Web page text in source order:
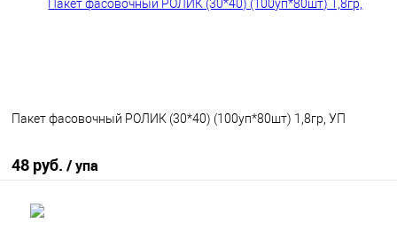
Пакет фасовочный РОЛИК (30*40) (100уп*80шт) 1,8гр, УП
48 руб. / упа